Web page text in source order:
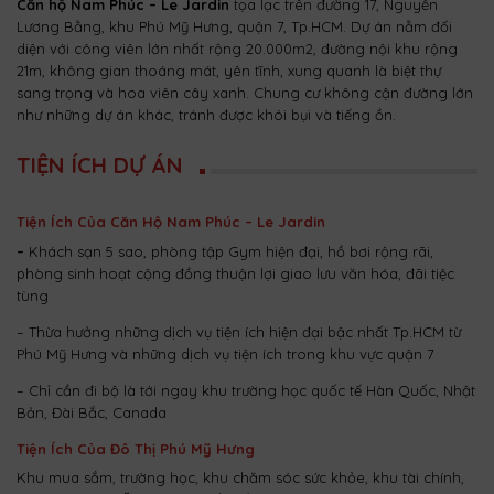
Căn hộ Nam Phúc – Le Jardin tọa lạc trên đường 17, Nguyễn
Lương Bằng, khu Phú Mỹ Hưng, quận 7, Tp.HCM. Dự án nằm đối
diện với công viên lớn nhất rộng 20.000m2, đường nội khu rộng
21m, không gian thoáng mát, yên tĩnh, xung quanh là biệt thự
sang trọng và hoa viên cây xanh. Chung cư không cận đường lớn
như những dự án khác, tránh được khói bụi và tiếng ồn.
TIỆN ÍCH DỰ ÁN
Tiện Ích Của Căn Hộ Nam Phúc – Le Jardin
– Khách sạn 5 sao, phòng tập Gym hiện đại, hồ bơi rộng rãi,
phòng sinh hoạt cộng đồng thuận lợi giao lưu văn hóa, đãi tiệc
tùng
– Thừa hưởng những dịch vụ tiện ích hiện đại bậc nhất Tp.HCM từ
Phú Mỹ Hưng và những dịch vụ tiện ích trong khu vực quận 7
– Chỉ cần đi bộ là tới ngay khu trường học quốc tế Hàn Quốc, Nhật
Bản, Đài Bắc, Canada
Tiện Ích Của Đô Thị Phú Mỹ Hưng
Khu mua sắm, trường học, khu chăm sóc sức khỏe, khu tài chính,